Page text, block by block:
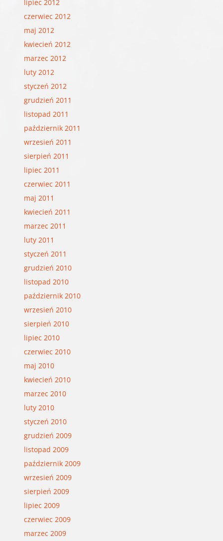
lipiec 2012
czerwiec 2012
maj 2012
kwiecień 2012
marzec 2012
luty 2012
styczeń 2012
grudzień 2011
listopad 2011
październik 2011
wrzesień 2011
sierpień 2011
lipiec 2011
czerwiec 2011
maj 2011
kwiecień 2011
marzec 2011
luty 2011
styczeń 2011
grudzień 2010
listopad 2010
październik 2010
wrzesień 2010
sierpień 2010
lipiec 2010
czerwiec 2010
maj 2010
kwiecień 2010
marzec 2010
luty 2010
styczeń 2010
grudzień 2009
listopad 2009
październik 2009
wrzesień 2009
sierpień 2009
lipiec 2009
czerwiec 2009
marzec 2009